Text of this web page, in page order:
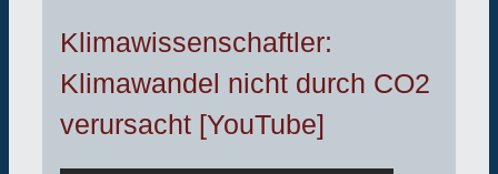
Klimawissenschaftler:
Klimawandel nicht durch CO2
verursacht [YouTube]